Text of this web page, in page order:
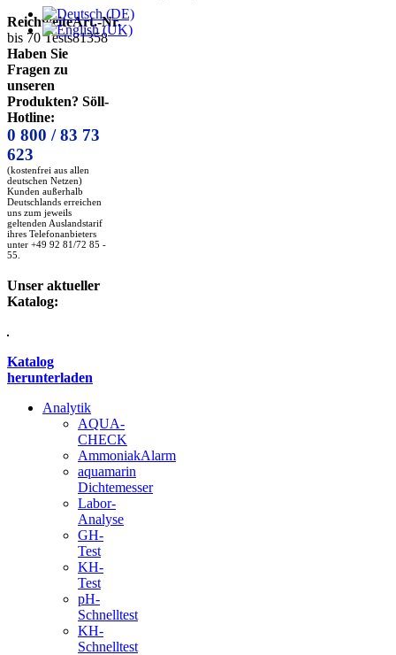
ReichweiteArt.-Nr.
bis 70 Tests81358
Haben Sie
Fragen zu
unseren
Produkten? Söll-
Hotline:
0 800 / 83 73
623
(kostenfrei aus allen
deutschen Netzen)
Kunden außerhalb
Deutschlands erreichen
uns zum jeweils
geltenden Auslandstarif
ihres Telefonanbieters
unter +49 92 81/72 85 -
55.
Unser aktueller
Katalog:
Katalog
herunterladen
Analytik
AQUA-
CHECK
AmmoniakAlarm
aquamarin
Dichtemesser
Labor-
Analyse
GH-
Test
KH-
Test
pH-
Schnelltest
KH-
Schnelltest